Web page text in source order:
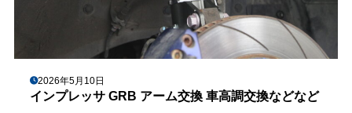
2026年5月10日
インプレッサ GRB アーム交換 車高調交換などなど